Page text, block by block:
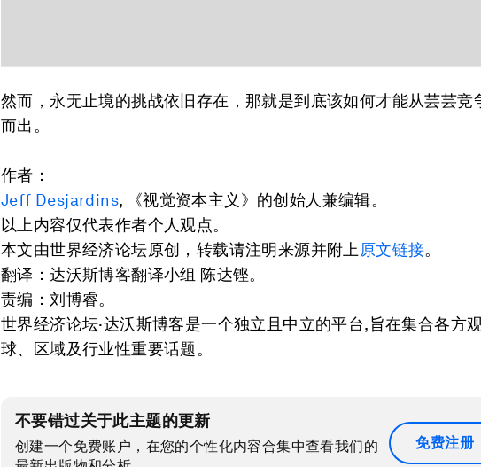
然而，永无止境的挑战依旧存在，那就是到底该如何才能从芸芸竞
而出。
作者：
Jeff Desjardins, 《视觉资本主义》的创始人兼编辑。
以上内容仅代表作者个人观点。
本文由世界经济论坛原创，转载请注明来源并附上 原文链接。
翻译：达沃斯博客翻译小组 陈达铿。
责编：刘博睿。
世界经济论坛·达沃斯博客是一个独立且中立的平台,旨在集合各方
球、区域及行业性重要话题。
不要错过关于此主题的更新
创建一个免费账户，在您的个性化内容合集中查看我们的
免费注册